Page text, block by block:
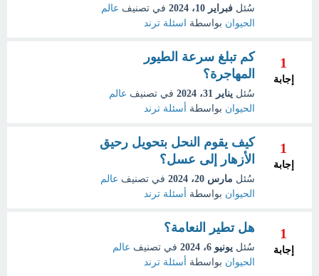
سُئل فبراير 10، 2024 في تصنيف عالم
الحيوان بواسطة اسئلة ترند
1
إجابة
كم تبلغ سرعة الطيور
المهاجرة؟
سُئل يناير 31، 2024 في تصنيف عالم
الحيوان بواسطة أسئلة ترند
1
إجابة
كيف يقوم النحل بتحويل رحيق
الأزهار إلى عسل؟
سُئل مارس 20، 2024 في تصنيف عالم
الحيوان بواسطة أسئلة ترند
1
إجابة
هل تطير النعامة؟
سُئل يونيو 6، 2024 في تصنيف عالم
الحيوان بواسطة أسئلة ترند